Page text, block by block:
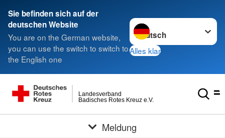
Sie befinden sich auf der
deutschen Website
You are on the German website,
you can use the switch to switch to
the English one
Sprache wechseln zu
Alles klar
Badisches Rotes Kreuz e.V.
Landesverband
Meldung